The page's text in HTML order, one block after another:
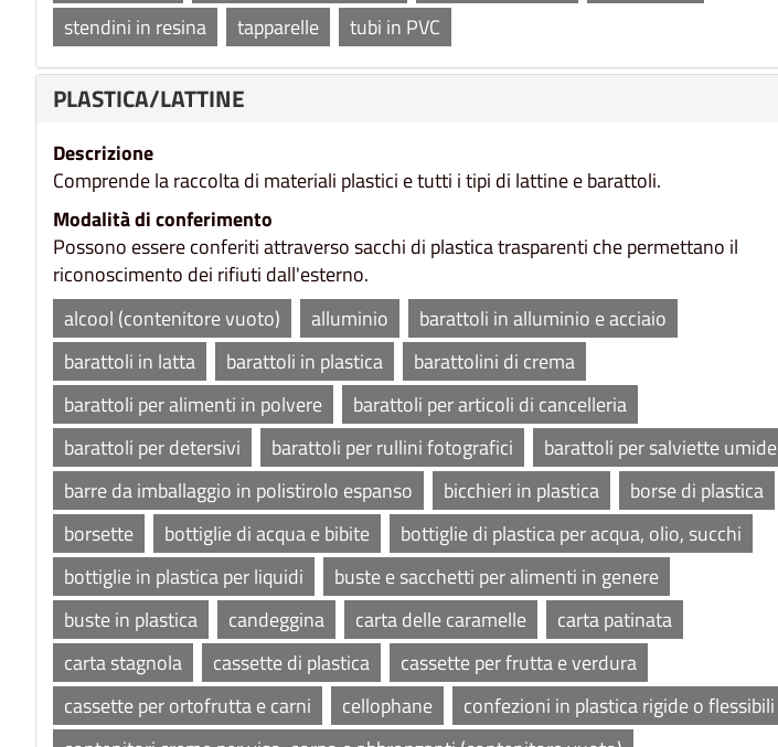
stendini in resina
tapparelle tubi in PVC
PLASTICA/LATTINE
Descrizione
Comprende la raccolta di materiali plastici e tutti i tipi di lattine e barattoli.
Modalità di conferimento
Possono essere conferiti attraverso sacchi di plastica trasparenti che permettano il
riconoscimento dei rifiuti dall'esterno.
alcool (contenitore vuoto)
alluminio
barattoli in alluminio e acciaio
barattoli in latta
barattoli in plastica
barattolini di crema
barattoli per alimenti in polvere
barattoli per articoli di cancelleria
barattoli per detersivi
barattoli per rullini fotografici
barattoli per salviette umide
barre da imballaggio in polistirolo espanso
bicchieri in plastica
borse di plastica
borsette
bottiglie di acqua e bibite
bottiglie di plastica per acqua, olio, succhi
bottiglie in plastica per liquidi
buste e sacchetti per alimenti in genere
buste in plastica
candeggina carta delle caramelle
carta patinata
carta stagnola
cassette di plastica
cassette per frutta e verdura
cassette per ortofrutta e carni
cellophane
confezioni in plastica rigide o flessibili